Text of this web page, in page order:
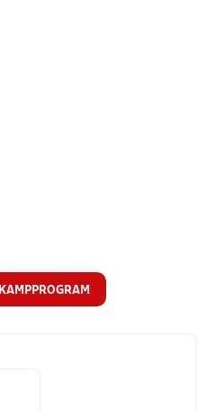
KAMPPROGRAM